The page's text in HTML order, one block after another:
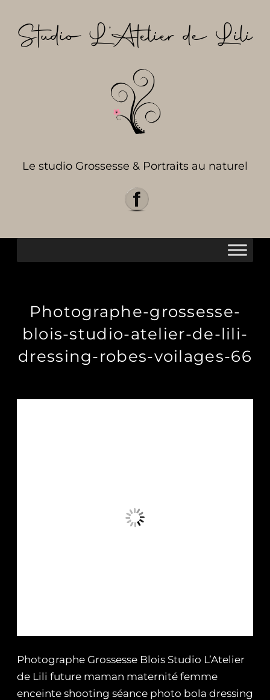
contenu
Studio L’Atelier de Lili
Le studio Grossesse & Portraits au naturel
Photographe-grossesse-
blois-studio-atelier-de-lili-
dressing-robes-voilages-66
Photographe Grossesse Blois Studio L’Atelier
de Lili future maman maternité femme
enceinte shooting séance photo bola dressing